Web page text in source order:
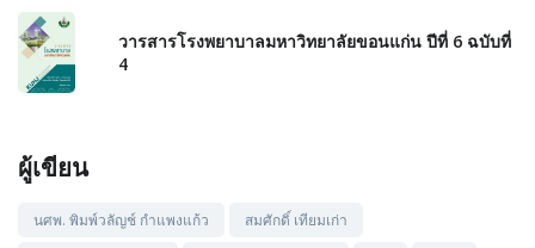
วารสารโรงพยาบาลมหาวิทยาลัยขอนแก่น ปีที่ 6 ฉบับที่
4
ผู้เขียน
นศพ. พิมพ์วลัญช์ กำแพงแก้ว
สมศักดิ์ เทียมเก่า